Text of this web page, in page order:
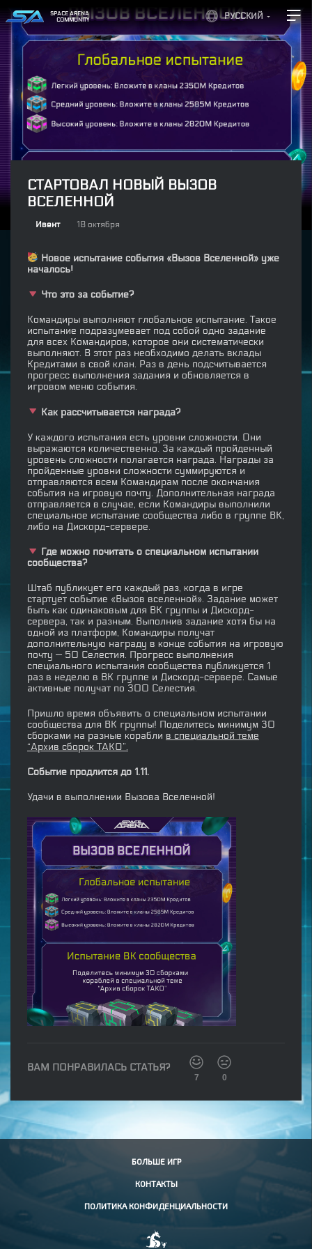
РУССКИЙ
SPACE ARENA
COMMUNITY
СТАРТОВАЛ НОВЫЙ ВЫЗОВ
ВСЕЛЕННОЙ
Ивент 18 октября
Новое испытание события «Вызов Вселенной» уже
началось!
Что это за событие?
Командиры выполняют глобальное испытание. Такое
испытание подразумевает под собой одно задание
для всех Командиров, которое они систематически
выполняют. В этот раз необходимо делать вклады
Кредитами в свой клан. Раз в день подсчитывается
прогресс выполнения задания и обновляется в
игровом меню события.
Как рассчитывается награда?
У каждого испытания есть уровни сложности. Они
выражаются количественно. За каждый пройденный
уровень сложности полагается награда. Награды за
пройденные уровни сложности суммируются и
отправляются всем Командирам после окончания
события на игровую почту. Дополнительная награда
отправляется в случае, если Командиры выполнили
специальное испытание сообщества либо в группе ВК,
либо на Дискорд-сервере.
Где можно почитать о специальном испытании
сообщества?
Штаб публикует его каждый раз, когда в игре
стартует событие «Вызов вселенной». Задание может
быть как одинаковым для ВК группы и Дискорд-
сервера, так и разным. Выполнив задание хотя бы на
одной из платформ, Командиры получат
дополнительную награду в конце события на игровую
почту — 50 Селестия. Прогресс выполнения
специального испытания сообщества публикуется 1
раз в неделю в ВК группе и Дискорд-сервере. Самые
активные получат по 300 Селестия.
Пришло время объявить о специальном испытании
сообщества для ВК группы! Поделитесь минимум 30
сборками на разные корабли в специальной теме
“Архив сборок ТАКО”.
Событие продлится до 1.11.
Удачи в выполнении Вызова Вселенной!
ВАМ ПОНРАВИЛАСЬ СТАТЬЯ?
7 0
БОЛЬШЕ ИГР
КОНТАКТЫ
ПОЛИТИКА КОНФИДЕНЦИАЛЬНОСТИ